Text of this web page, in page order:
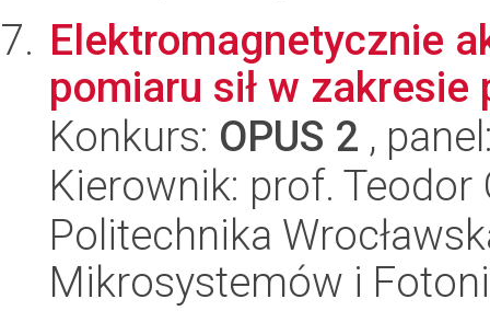
Elektromagnetycznie
pomiaru sił w zakresie
Konkurs: OPUS 2 ,
Kierownik: prof. Teodor
Politechnika
Mikrosystemów i